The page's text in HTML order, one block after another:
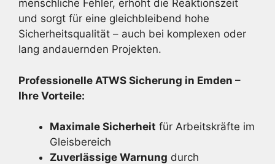
menschliche Fehler, erhöht die Reaktionszeit
und sorgt für eine gleichbleibend hohe
Sicherheitsqualität – auch bei komplexen oder
lang andauernden Projekten.
Professionelle ATWS Sicherung in Emden –
Ihre Vorteile:
Maximale Sicherheit für Arbeitskräfte im
Gleisbereich
Zuverlässige Warnung durch